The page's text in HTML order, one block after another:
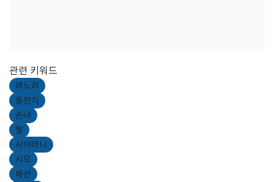
관련 키워드
며느리
돌잔치
손녀
딸
시어머니
시모
패션